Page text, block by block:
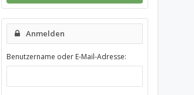
Anmelden
Benutzername oder E-Mail-Adresse: